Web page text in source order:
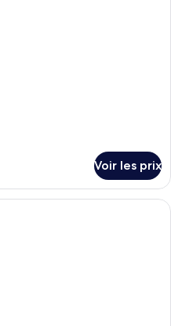
Voir les prix
Une chambre à coucher avec un lit,